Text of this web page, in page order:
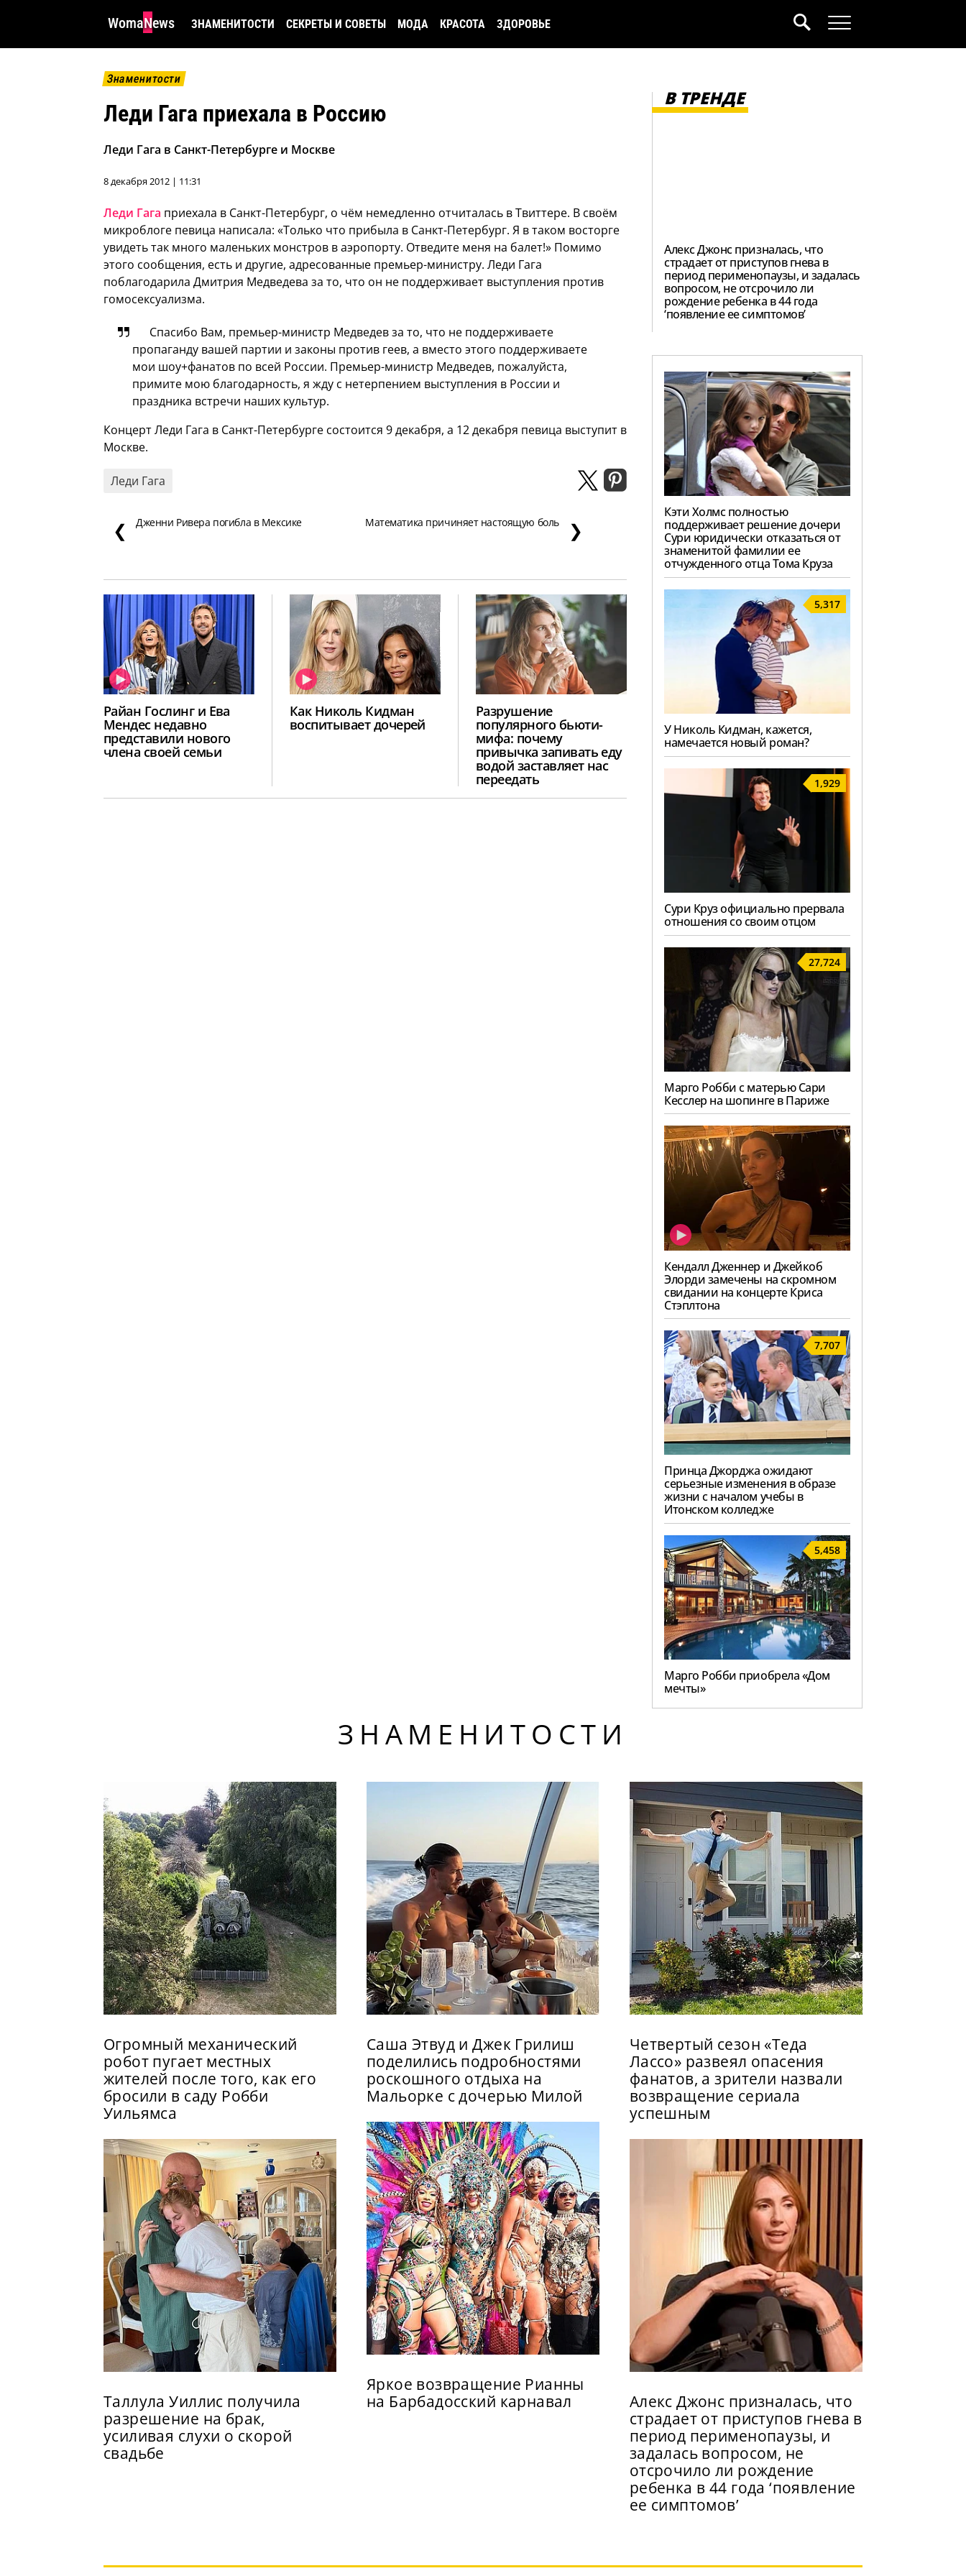
WomaNews ЗНАМЕНИТОСТИ СЕКРЕТЫ И СОВЕТЫ МОДА КРАСОТА ЗДОРОВЬЕ
Знаменитости
Леди Гага приехала в Россию
Леди Гага в Санкт-Петербурге и Москве
8 декабря 2012 | 11:31
Леди Гага приехала в Санкт-Петербург, о чём немедленно отчиталась в Твиттере. В своём
микроблоге певица написала: «Только что прибыла в Санкт-Петербург. Я в таком восторге
увидеть так много маленьких монстров в аэропорту. Отведите меня на балет!» Помимо
этого сообщения, есть и другие, адресованные премьер-министру. Леди Гага
поблагодарила Дмитрия Медведева за то, что он не поддерживает выступления против
гомосексуализма.
Спасибо Вам, премьер-министр Медведев за то, что не поддерживаете
пропаганду вашей партии и законы против геев, а вместо этого поддерживаете
мои шоу+фанатов по всей России. Премьер-министр Медведев, пожалуйста,
примите мою благодарность, я жду с нетерпением выступления в России и
праздника встречи наших культур.
Концерт Леди Гага в Санкт-Петербурге состоится 9 декабря, а 12 декабря певица выступит в
Москве.
Леди Гага
❮ Дженни Ривера погибла в Мексике Математика причиняет настоящую боль ❯
Райан Гослинг и Ева
Мендес недавно
представили нового
члена своей семьи
Как Николь Кидман
воспитывает дочерей
Разрушение
популярного бьюти-
мифа: почему
привычка запивать еду
водой заставляет нас
переедать
В ТРЕНДЕ
Алекс Джонс призналась, что
страдает от приступов гнева в
период перименопаузы, и задалась
вопросом, не отсрочило ли
рождение ребенка в 44 года
‘появление ее симптомов’
Кэти Холмс полностью
поддерживает решение дочери
Сури юридически отказаться от
знаменитой фамилии ее
отчужденного отца Тома Круза
5,317
У Николь Кидман, кажется,
намечается новый роман?
1,929
Сури Круз официально прервала
отношения со своим отцом
27,724
Марго Робби с матерью Сари
Кесслер на шопинге в Париже
Кендалл Дженнер и Джейкоб
Элорди замечены на скромном
свидании на концерте Криса
Стэплтона
7,707
Принца Джорджа ожидают
серьезные изменения в образе
жизни с началом учебы в
Итонском колледже
5,458
Марго Робби приобрела «Дом
мечты»
ЗНАМЕНИТОСТИ
Огромный механический
робот пугает местных
жителей после того, как его
бросили в саду Робби
Уильямса
Таллула Уиллис получила
разрешение на брак,
усиливая слухи о скорой
свадьбе
Саша Этвуд и Джек Грилиш
поделились подробностями
роскошного отдыха на
Мальорке с дочерью Милой
Яркое возвращение Рианны
на Барбадосский карнавал
Четвертый сезон «Теда
Лассо» развеял опасения
фанатов, а зрители назвали
возвращение сериала
успешным
Алекс Джонс призналась, что
страдает от приступов гнева в
период перименопаузы, и
задалась вопросом, не
отсрочило ли рождение
ребенка в 44 года ‘появление
ее симптомов’